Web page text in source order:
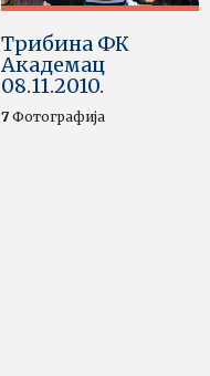
Трибина ФК
Академац
08.11.2010.
7 Фотографија